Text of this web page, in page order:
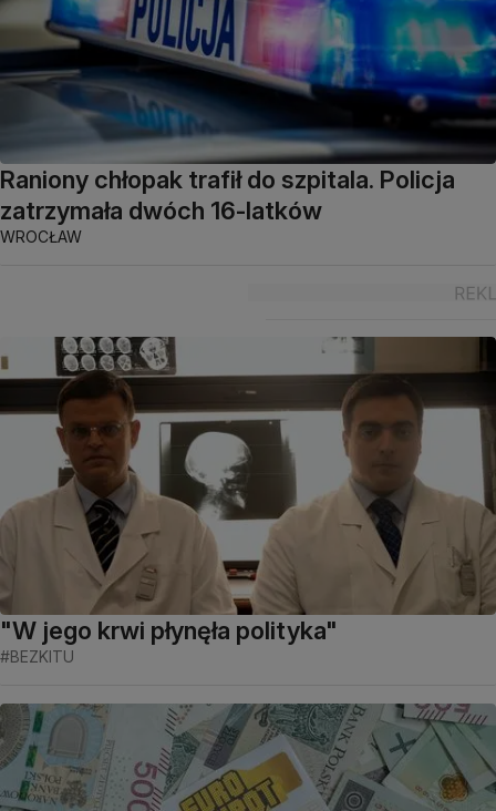
Raniony chłopak trafił do szpitala. Policja
zatrzymała dwóch 16-latków
WROCŁAW
"W jego krwi płynęła polityka"
#BEZKITU